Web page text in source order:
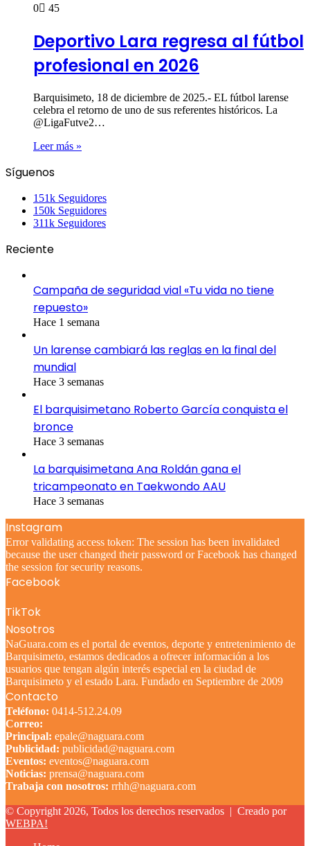
0
45
Deportivo Lara regresa al fútbol
profesional en 2026
Barquisimeto, 18 de diciembre de 2025.- EL fútbol larense
celebra el retorno de uno de sus referentes históricos. La
@LigaFutve2…
Leer más »
Síguenos
151k Seguidores
150k Seguidores
311k Seguidores
Reciente
Campaña de seguridad vial «Tu vida no tiene
repuesto»
Hace 1 semana
Un larense cambiará las reglas en la final del
mundial
Hace 3 semanas
El barquisimetano Roberto García conquista el
bronce
Hace 3 semanas
La barquisimetana Ana Roldán gana el
tricampeonato en Taekwondo AAU
Hace 3 semanas
Instagram
Error validating access token: The session has been invalidated
because the user changed their password or Facebook has changed
the session for security reasons.
Facebook
TikTok
Nosotros
NaGuara.com es el portal de eventos, deporte y entretenimiento de
Barquisimeto, estamos dedicados a ofrecer información a los
usuarios que tengan algún interés especial en la ciudad de
Barquisimeto y el estado Lara. Fundado en Septiembre de 2009
Contacto
Teléfono: 0414-512.24.09
Correo:
Principal: epale@naguara.com
Publicidad: publicidad@naguara.com
Eventos: eventos@naguara.com
Noticias: prensa@naguara.com
Trabaja con nosotros: rrhh@naguara.com
© Copyright 2026, Todos los derechos reservados | Creado por
WEBPA!